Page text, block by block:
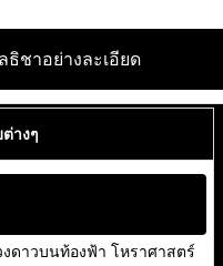
ธิชาอย่างละเอียด
างๆ
ดาวบนท้องฟ้า โหราศาสตร์